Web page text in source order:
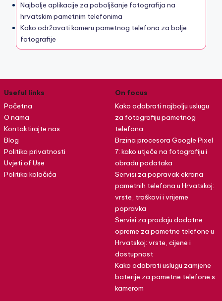
Najbolje aplikacije za poboljšanje fotografija na
hrvatskim pametnim telefonima
Kako održavati kameru pametnog telefona za bolje
fotografije
Useful links
Početna
O nama
Kontaktirajte nas
Blog
Politika privatnosti
Uvjeti of Use
Politika kolačića
On focus
Kako odabrati najbolju uslugu
za fotografiju pametnog
telefona
Brzina procesora Google Pixel
7: kako utječe na fotografiju i
obradu podataka
Servisi za popravak ekrana
pametnih telefona u Hrvatskoj:
vrste, troškovi i vrijeme
popravka
Servisi za prodaju dodatne
opreme za pametne telefone u
Hrvatskoj: vrste, cijene i
dostupnost
Kako odabrati uslugu zamjene
baterije za pametne telefone s
kamerom